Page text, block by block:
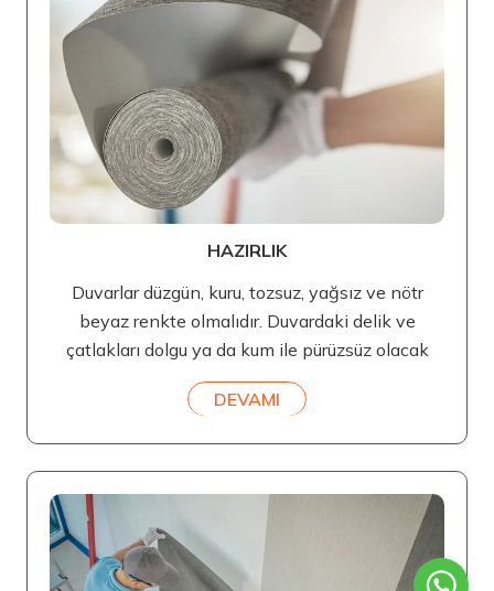
HAZIRLIK
Duvarlar düzgün, kuru, tozsuz, yağsız ve nötr
beyaz renkte olmalıdır. Duvardaki delik ve
çatlakları dolgu ya da kum ile pürüzsüz olacak
DEVAMI